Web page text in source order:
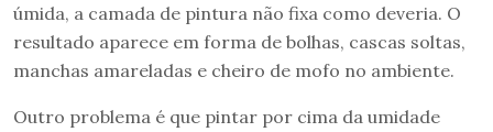
úmida, a camada de pintura não fixa como deveria. O
resultado aparece em forma de bolhas, cascas soltas,
manchas amareladas e cheiro de mofo no ambiente.
Outro problema é que pintar por cima da umidade